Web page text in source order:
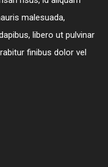
malesuada,
libero ut pulvinar
finibus dolor vel